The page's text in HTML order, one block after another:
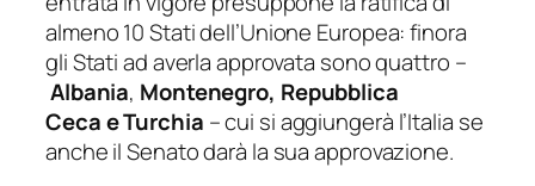
almeno 10 Stati dell’Unione Europea: finora
gli Stati ad averla approvata sono quattro –
Albania, Montenegro, Repubblica
Cecae Turchia – cui si aggiungerà l’Italia se
anche il Senato darà la sua approvazione.